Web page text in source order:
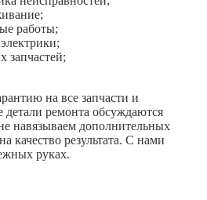
работы;
запчастей;
на все запчасти и
ремонта обсуждаются
навязываем дополнительных
качество результата. С нами
руках.